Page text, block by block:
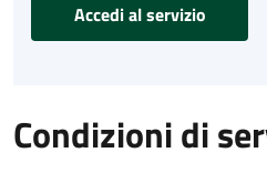
Accedi al servizio
Condizioni di